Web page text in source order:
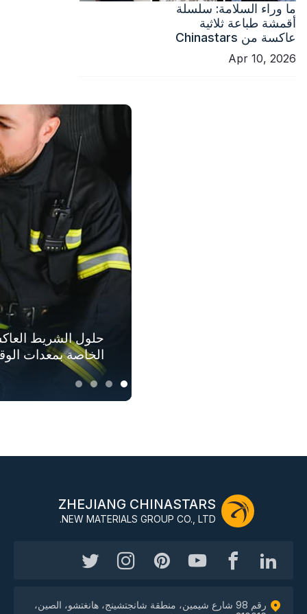
ما وراء السلامة: سلسلة
أقمشة طباعة ثلاثية
عاكسة من Chinastars
Apr 10, 2026
حلول الشريط
الخاصة بمعدات
حلول المنسوجات
الطلق
حلول الأقمشة
للملابس الخارجية
حلول الملابس
بأكملها
ZHEJIANG CHINASTARS
NEW MATERIALS GROUP CO., LTD.
رقم 98 شارع شيمين، منطقة شانجتشينج، هانغتشو، الصين،